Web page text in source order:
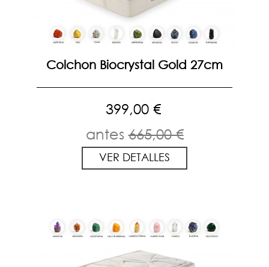
Colchon Biocrystal Gold 27cm
399,00 €
antes665,00 €
VER DETALLES